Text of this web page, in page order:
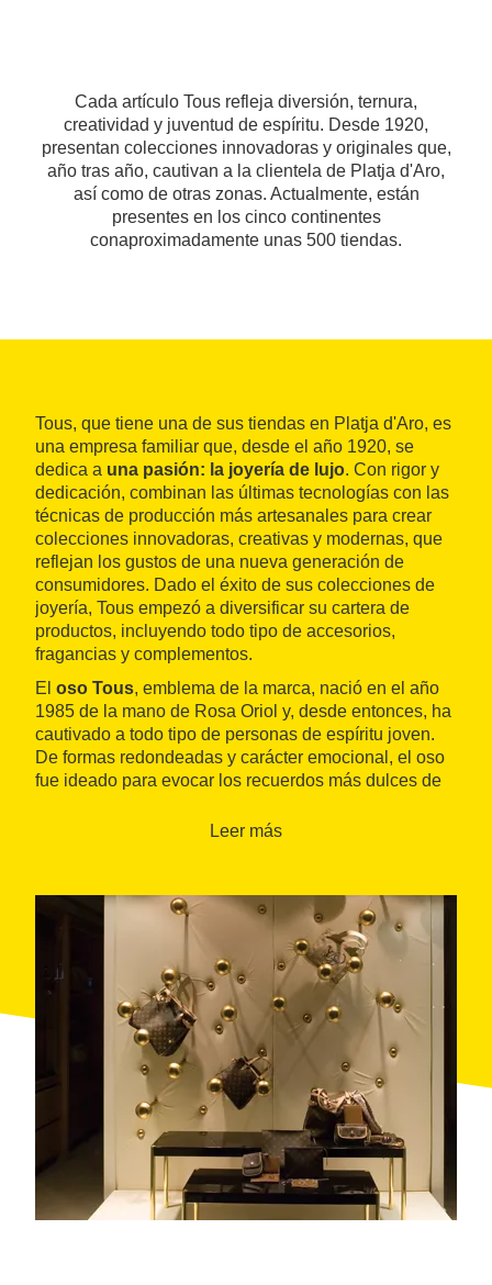
Cada artículo Tous refleja diversión, ternura,
creatividad y juventud de espíritu. Desde 1920,
presentan colecciones innovadoras y originales que,
año tras año, cautivan a la clientela de Platja d'Aro,
así como de otras zonas. Actualmente, están
presentes en los cinco continentes
conaproximadamente unas 500 tiendas.
Tous, que tiene una de sus tiendas en Platja d'Aro, es
una empresa familiar que, desde el año 1920, se
dedica a una pasión: la joyería de lujo. Con rigor y
dedicación, combinan las últimas tecnologías con las
técnicas de producción más artesanales para crear
colecciones innovadoras, creativas y modernas, que
reflejan los gustos de una nueva generación de
consumidores. Dado el éxito de sus colecciones de
joyería, Tous empezó a diversificar su cartera de
productos, incluyendo todo tipo de accesorios,
fragancias y complementos.
El oso Tous, emblema de la marca, nació en el año
1985 de la mano de Rosa Oriol y, desde entonces, ha
cautivado a todo tipo de personas de espíritu joven.
De formas redondeadas y carácter emocional, el oso
fue ideado para evocar los recuerdos más dulces de
Leer más